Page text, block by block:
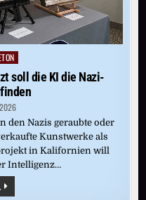
soll die KI die Nazi-
den Nazis geraubte oder
Kunstwerke als
in Kalifornien will
Intelligenz…
KÜNSTLICHE
INTELLIGENZ: